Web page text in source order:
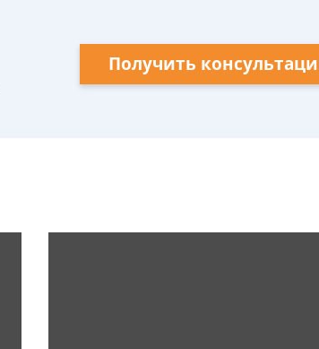
Получить